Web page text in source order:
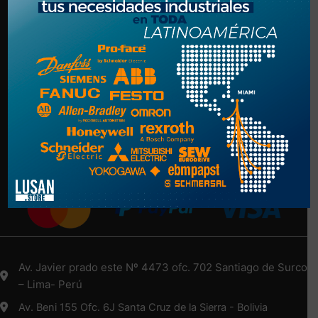
Politica de Privacidad
Términos y Condiciones
NUESTRA EMPRESA
Nosotros
Más Información Aquí
Medios de Pago
Av. Javier prado este Nº 4473 ofc. 702 Santiago de Surco
– Lima- Perú
Av. Beni 155 Ofc. 6J Santa Cruz de la Sierra - Bolivia